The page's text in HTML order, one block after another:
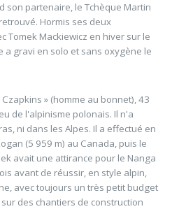
son partenaire, le Tchèque Martin
Hormis ses deux
Tomek Mackiewicz en hiver sur le
a gravi en solo et sans oxygène le
» (homme au bonnet), 43
de l'alpinisme polonais. Il n'a
ni dans les Alpes. Il a effectué en
(5 959 m) au Canada, puis le
avait une attirance pour le Nanga
avant de réussir, en style alpin,
avec toujours un très petit budget
des chantiers de construction